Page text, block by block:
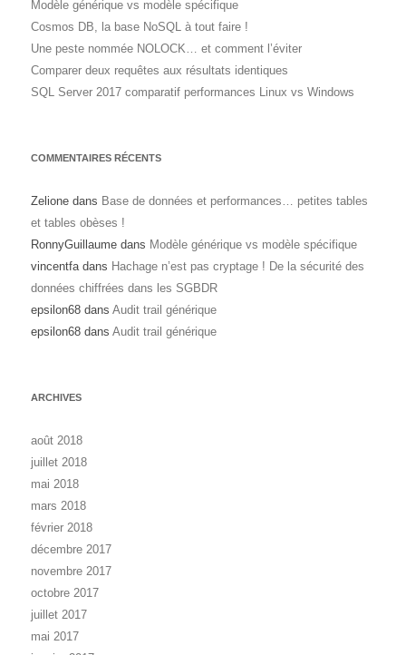
Modèle générique vs modèle spécifique
Cosmos DB, la base NoSQL à tout faire !
Une peste nommée NOLOCK… et comment l’éviter
Comparer deux requêtes aux résultats identiques
SQL Server 2017 comparatif performances Linux vs Windows
COMMENTAIRES RÉCENTS
Zelione dans Base de données et performances… petites tables
et tables obèses !
RonnyGuillaume dans Modèle générique vs modèle spécifique
vincentfadans Hachage n’est pas cryptage ! De la sécurité des
données chiffrées dans les SGBDR
epsilon68 dans Audit trail générique
epsilon68 dans Audit trail générique
ARCHIVES
août 2018
juillet 2018
mai 2018
mars 2018
février 2018
décembre 2017
novembre 2017
octobre 2017
juillet 2017
mai 2017